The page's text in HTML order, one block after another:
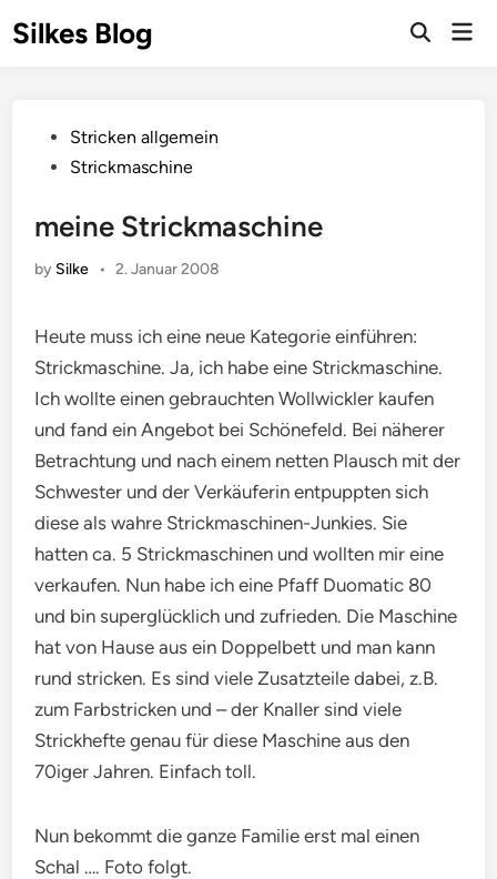
toSilkes Blog
PostedStricken allgemein
Strickmaschine
meine Strickmaschine
by Silke • 2. Januar 2008
Heute muss ich eine neue Kategorie einführen:
Strickmaschine. Ja, ich habe eine Strickmaschine.
Ich wollte einen gebrauchten Wollwickler kaufen
und fand ein Angebot bei Schönefeld. Bei näherer
Betrachtung und nach einem netten Plausch mit der
Schwester und der Verkäuferin entpuppten sich
diese als wahre Strickmaschinen-Junkies. Sie
hatten ca. 5 Strickmaschinen und wollten mir eine
verkaufen. Nun habe ich eine Pfaff Duomatic 80
und bin superglücklich und zufrieden. Die Maschine
hat von Hause aus ein Doppelbett und man kann
rund stricken. Es sind viele Zusatzteile dabei, z.B.
zum Farbstricken und – der Knaller sind viele
Strickhefte genau für diese Maschine aus den
70iger Jahren. Einfach toll.
Nun bekommt die ganze Familie erst mal einen
Schal …. Foto folgt.